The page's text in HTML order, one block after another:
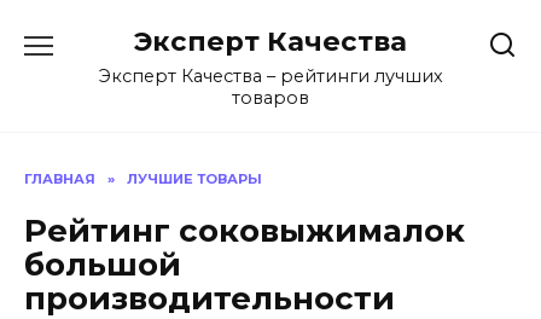
содержанию
Эксперт Качества
Эксперт Качества – рейтинги лучших
товаров
ГЛАВНАЯ » ЛУЧШИЕ ТОВАРЫ
Рейтинг соковыжималок
большой
производительности